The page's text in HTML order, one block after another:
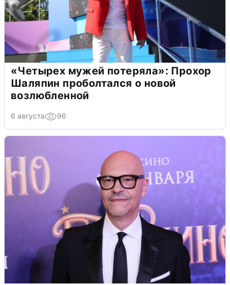
«Четырех мужей потеряла»: Прохор
Шаляпин проболтался о новой
возлюбленной
6 августа 96